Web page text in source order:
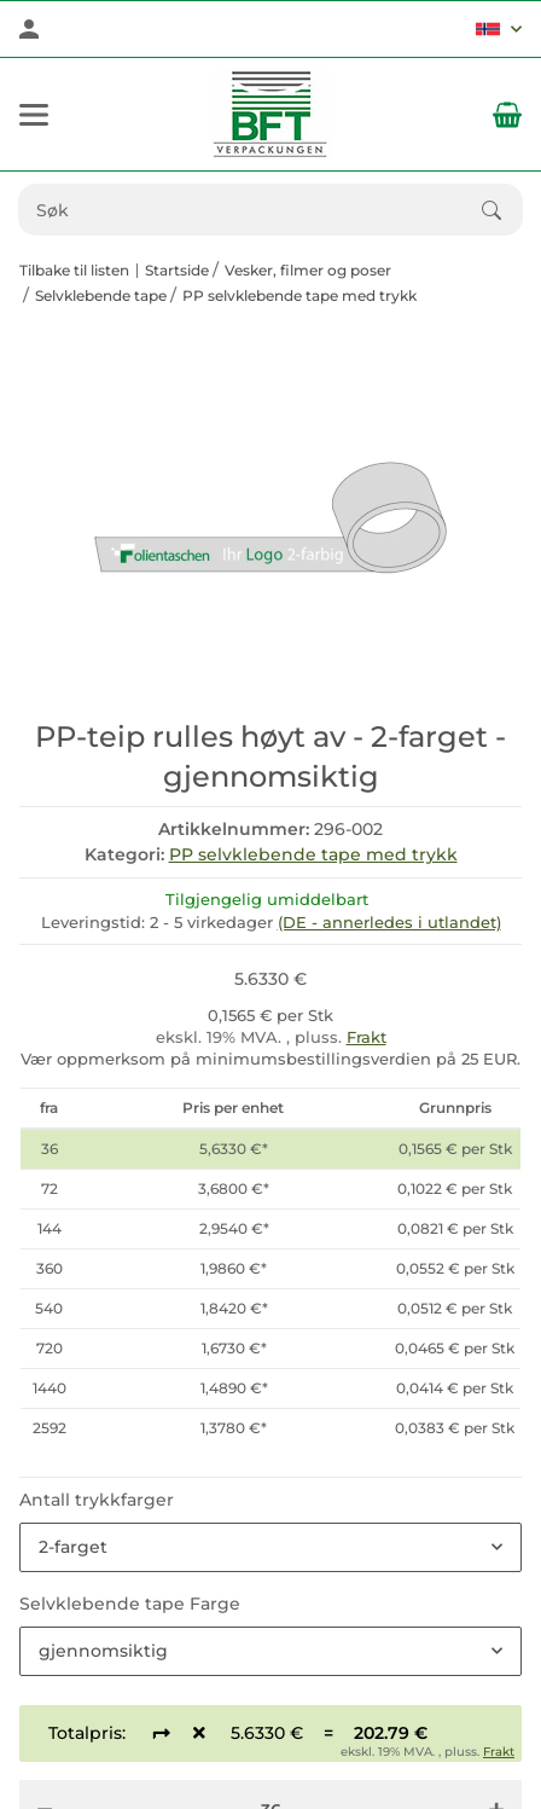
Tilbake til listen Startside
Vesker, filmer og poser
Selvklebende tape
PP selvklebende tape med trykk
PP-teip rulles høyt av - 2-farget -
gjennomsiktig
Artikkelnummer: 296-002
Kategori: PP selvklebende tape med trykk
Tilgjengelig umiddelbart
Leveringstid: 2 - 5 virkedager (DE - annerledes i utlandet)
5.6330 €
0,1565 € per Stk
ekskl. 19% MVA. , pluss. Frakt
Vær oppmerksom på minimumsbestillingsverdien på 25 EUR.
fra Pris per enhet Grunnpris
36 5,6330 €* 0,1565 € per Stk
72 3,6800 €* 0,1022 € per Stk
144 2,9540 €* 0,0821 € per Stk
360 1,9860 €* 0,0552 € per Stk
540 1,8420 €* 0,0512 € per Stk
720 1,6730 €* 0,0465 € per Stk
1440 1,4890 €* 0,0414 € per Stk
2592 1,3780 €* 0,0383 € per Stk
Antall trykkfarger
2-farget
Selvklebende tape Farge
gjennomsiktig
Totalpris: 5.6330 € = 202.79 €
ekskl. 19% MVA. , pluss. Frakt